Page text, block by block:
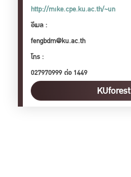
http://mike.cpe.ku.ac.th/~un
อีเมล :
fengbdm@ku.ac.th
โทร :
027970999 ต่อ 1449
KUforest